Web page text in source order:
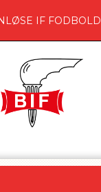
IF FODBOLD